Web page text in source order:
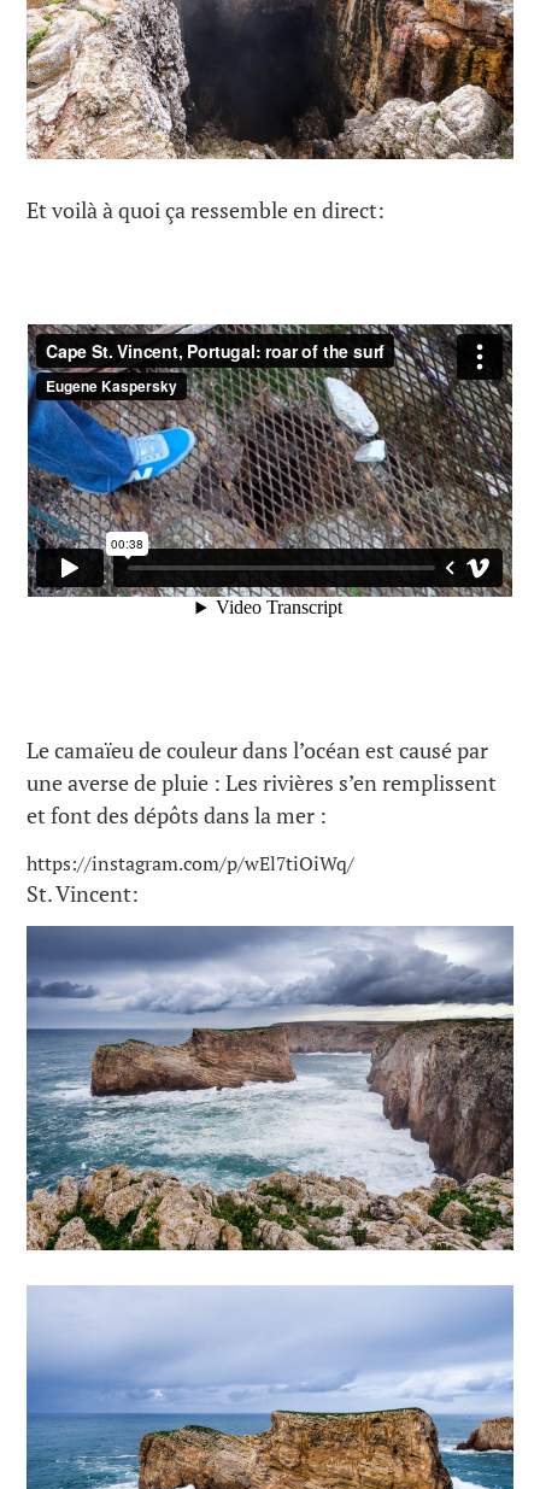
Et voilà à quoi ça ressemble en direct:
Le camaïeu de couleur dans l’océan est causé par
une averse de pluie : Les rivières s’en remplissent
et font des dépôts dans la mer :
https://instagram.com/p/wEl7tiOiWq/
St. Vincent: